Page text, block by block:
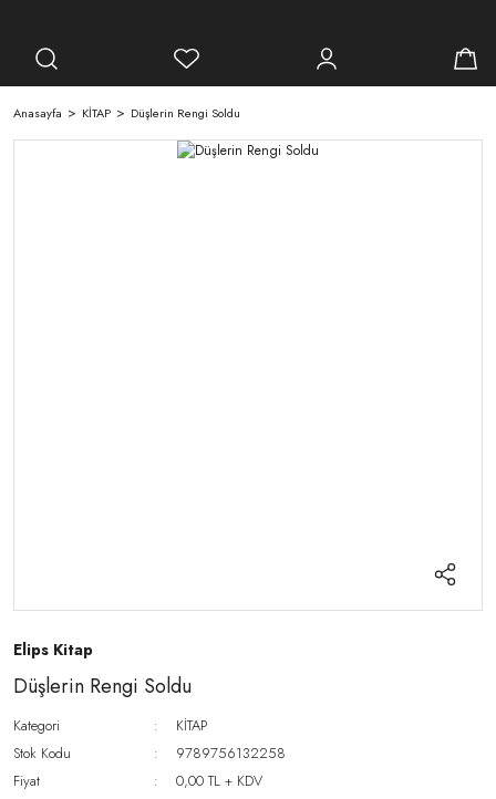
Anasayfa KİTAP Düşlerin Rengi Soldu
Elips Kitap
Düşlerin Rengi Soldu
Kategori
KİTAP
Stok Kodu
9789756132258
Fiyat
0,00 TL + KDV